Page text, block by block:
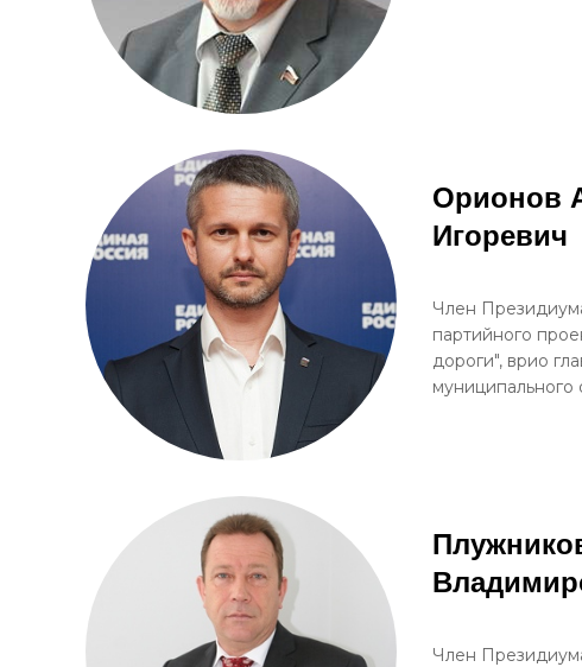
Орионов
Игоревич
Член
партийного
дороги", врио
муниципального
Член